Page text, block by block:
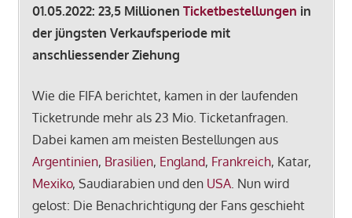
01.05.2022: 23,5 Millionen Ticketbestellungen in
der jüngsten Verkaufsperiode mit
anschliessender Ziehung
Wie die FIFA berichtet, kamen in der laufenden
Ticketrunde mehr als 23 Mio. Ticketanfragen.
Dabei kamen am meisten Bestellungen aus
Argentinien, Brasilien, England, Frankreich, Katar,
Mexiko, Saudiarabien und den USA. Nun wird
gelost: Die Benachrichtigung der Fans geschieht